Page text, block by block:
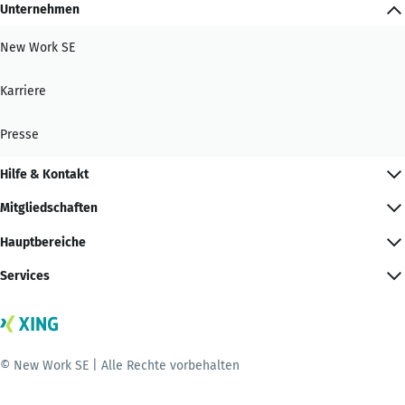
Unternehmen
New Work SE
Karriere
Presse
Hilfe & Kontakt
Mitgliedschaften
Hauptbereiche
Services
© New Work SE | Alle Rechte vorbehalten